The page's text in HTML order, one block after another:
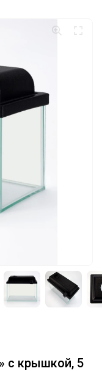
с крышкой, 5